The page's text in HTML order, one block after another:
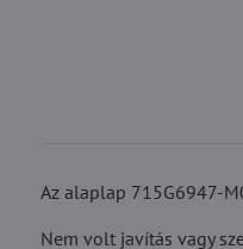
Az alaplap 715G6947-
Nem volt javítás vagy